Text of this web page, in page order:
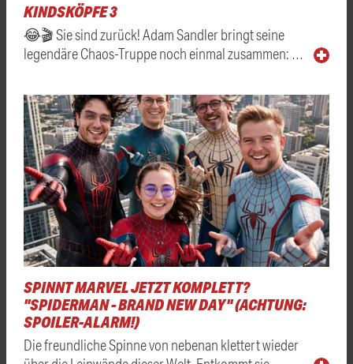
KINDSKÖPFE 3
😂🎬 Sie sind zurück! Adam Sandler bringt seine
legendäre Chaos-Truppe noch einmal zusammen: …
SPINNT MARVEL JETZT KOMPLETT?
"SPIDERMAN - BRAND NEW DAY" (ACHTUNG:
SPOILER-ALARM!)
Die freundliche Spinne von nebenan klettert wieder